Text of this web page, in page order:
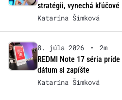
stratégii, vynechá kľúčové
Katarína Šimková
8. júla 2026 •
2m
REDMI Note 17 séria
dátum si zapíšte
Katarína Šimková